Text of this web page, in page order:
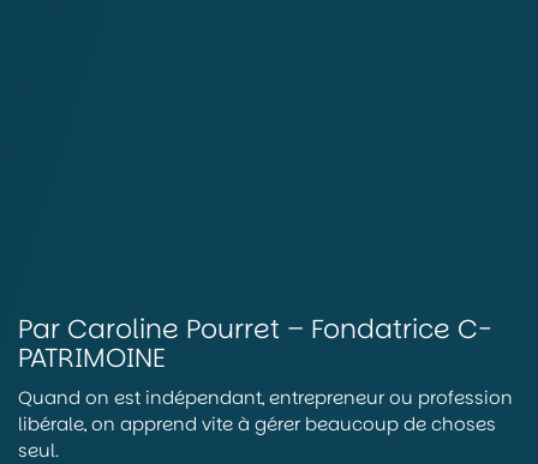
Par Caroline Pourret – Fondatrice C-
PATRIMOINE
Quand on est indépendant, entrepreneur ou profession
libérale, on apprend vite à gérer beaucoup de choses
seul.